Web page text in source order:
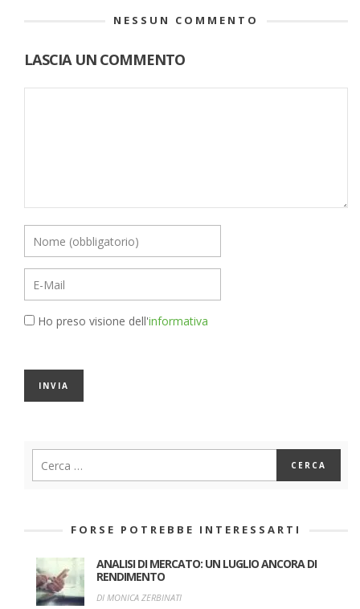
NESSUN COMMENTO
LASCIA UN COMMENTO
Ho preso visione dell'informativa
FORSE POTREBBE INTERESSARTI
ANALISI DI MERCATO: UN LUGLIO ANCORA DI
RENDIMENTO
DI MONICA ZERBINATI